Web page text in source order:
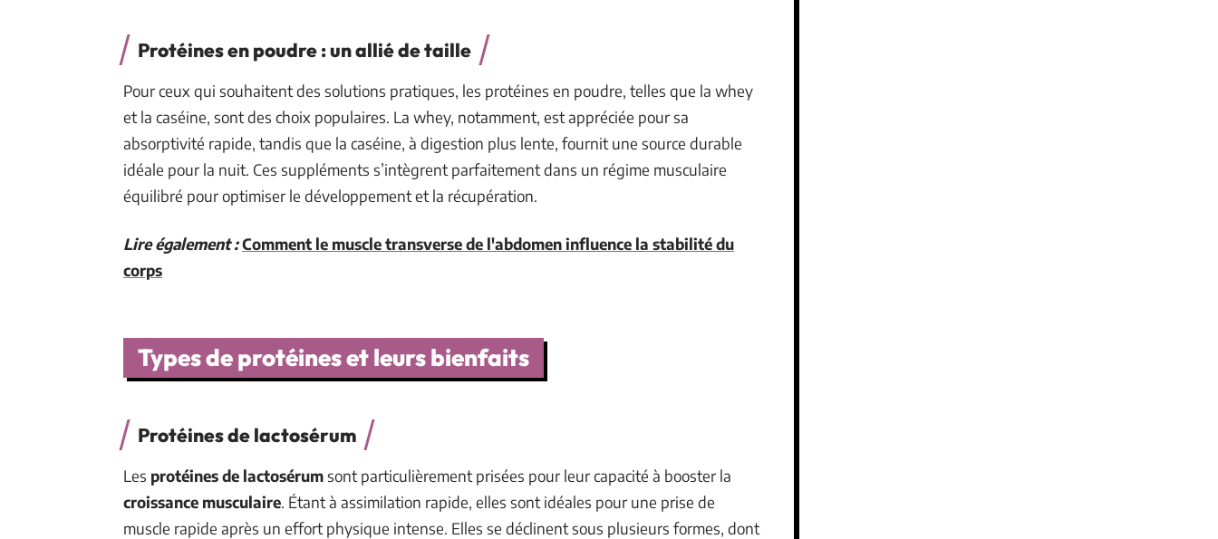
Protéines en poudre : un allié de taille
Pour ceux qui souhaitent des solutions pratiques, les protéines en poudre, telles que la whey
et la caséine, sont des choix populaires. La whey, notamment, est appréciée pour sa
absorptivité rapide, tandis que la caséine, à digestion plus lente, fournit une source durable
idéale pour la nuit. Ces suppléments s’intègrent parfaitement dans un régime musculaire
équilibré pour optimiser le développement et la récupération.
Lire également :Comment le muscle transverse de l'abdomen influence la stabilité du
corps
Types de protéines et leurs bienfaits
Protéines de lactosérum
Les protéines de lactosérumsont particulièrement prisées pour leur capacité à booster la
croissance musculaire. Étant à assimilation rapide, elles sont idéales pour une prise de
muscle rapide après un effort physique intense. Elles se déclinent sous plusieurs formes, dont